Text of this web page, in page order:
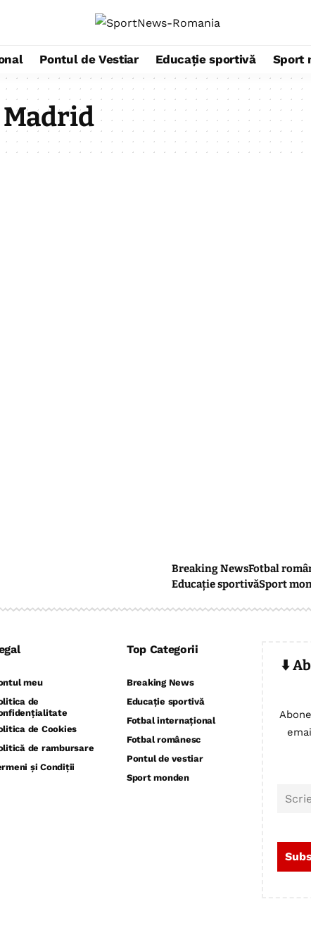
Pontul de Vestiar Educație sportivă Sport
Madrid
Breaking NewsFotbal
Educație sportivăSport
meu
de
de Cookies
de rambursare
și Condiții
Top Categorii
Breaking News
Educație sportivă
Fotbal internațional
Fotbal românesc
Pontul de vestiar
Sport monden
⬇️